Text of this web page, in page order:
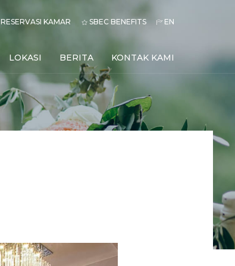
RESERVASI KAMAR SBEC BENEFITS EN
LOKASI BERITA KONTAK KAMI